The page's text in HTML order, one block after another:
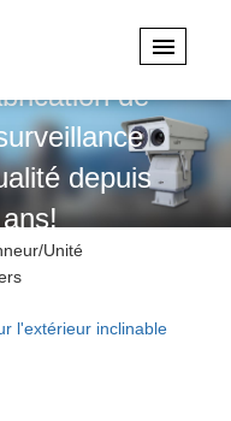
de
depuis
Unité
l'extérieur inclinable